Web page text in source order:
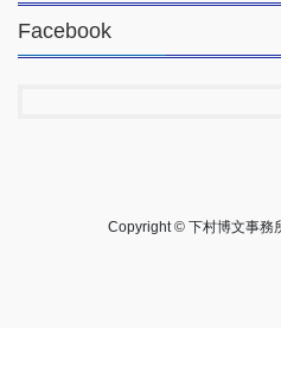
Facebook
Copyright © 下村博文事務